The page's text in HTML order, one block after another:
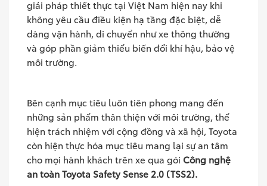
giải pháp thiết thực tại Việt Nam hiện nay khi
không yêu cầu điều kiện hạ tầng đặc biệt, dễ
dàng vận hành, di chuyển như xe thông thường
và góp phần giảm thiểu biến đổi khí hậu, bảo vệ
môi trường.
Bên cạnh mục tiêu luôn tiên phong mang đến
những sản phẩm thân thiện với môi trường, thể
hiện trách nhiệm với cộng đồng và xã hội, Toyota
còn hiện thực hóa mục tiêu mang lại sự an tâm
cho mọi hành khách trên xe qua gói Công nghệ
an toàn Toyota Safety Sense 2.0 (TSS2).